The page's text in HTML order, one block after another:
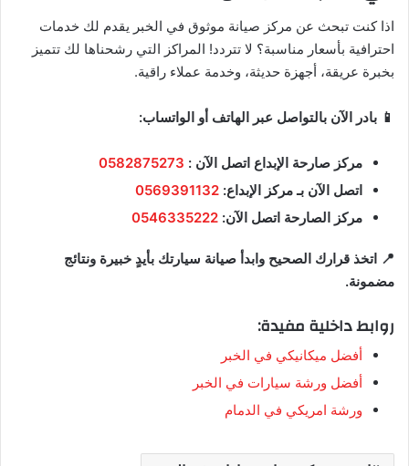
اذا كنت تبحث عن مركز صيانة موثوق في الخبر يقدم لك خدمات
احترافية بأسعار مناسبة؟ لا تتردد! المراكز التي رشحناها لك تتميز
بخبرة عريقة، أجهزة حديثة، وخدمة عملاء راقية.
📱 بادر الآن بالتواصل عبر الهاتف أو الواتساب:
مركز صارحة الإبداع اتصل الآن : 0582875273
اتصل الآن بـ مركز الإبداع: 0569391132
مركز الصارحة اتصل الآن: 0546335222
📍 اتخذ قرارك الصحيح وابدأ صيانة سيارتك بأيدٍ خبيرة ونتائج
مضمونة.
روابط داخلية مفيدة:
أفضل ميكانيكي في الخبر
أفضل ورشة سيارات في الخبر
ورشة امريكي في الدمام